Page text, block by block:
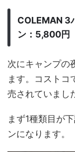
COLEMAN 3
ン：5,800円
次にキャンプの
ます。コストコ
売されていまし
まず1種類目が
ンになります。